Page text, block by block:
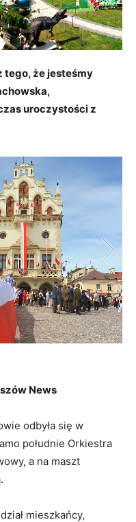
tego, że jesteśmy
uroczystości z
News
odbyła się w
południe Orkiestra
a na maszt
mieszkańcy,